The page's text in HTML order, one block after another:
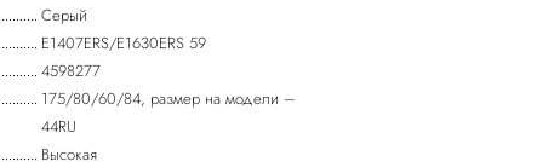
Серый
E1407ERS/E1630ERS 59
4598277
175/80/60/84, размер на модели –
44RU
Высокая